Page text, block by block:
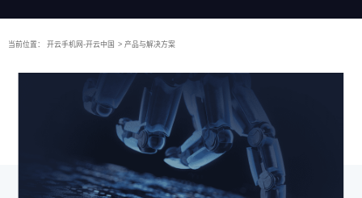
当前位置： 开云手机网-开云中国 > 产品与解决方案